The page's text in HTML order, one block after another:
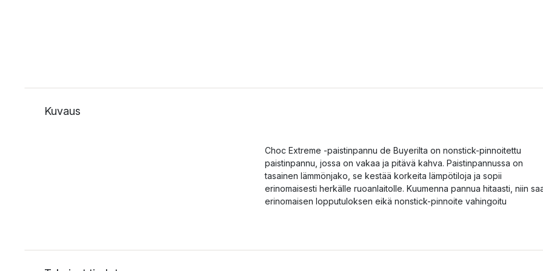
Kuvaus
Choc Extreme -paistinpannu de Buyerilta on nonstick-pinnoitettu
paistinpannu, jossa on vakaa ja pitävä kahva. Paistinpannussa on
tasainen lämmönjako, se kestää korkeita lämpötiloja ja sopii
erinomaisesti herkälle ruoanlaitolle. Kuumenna pannua hitaasti, niin
erinomaisen lopputuloksen eikä nonstick-pinnoite vahingoitu